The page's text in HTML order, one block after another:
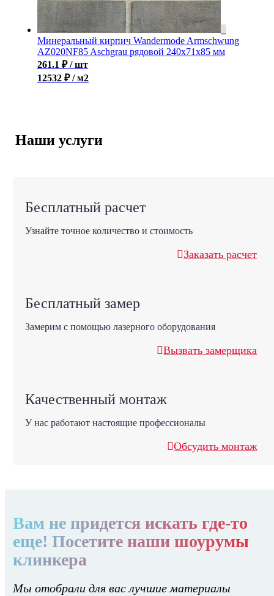
Минеральный кирпич Wandermode Armschwung
AZ020NF85 Aschgrau рядовой 240x71x85 мм
261.1 ₽ / шт
12532 ₽ / м2
Наши услуги
Бесплатный расчет
Узнайте точное количество и стоимость
Заказать расчет
Бесплатный замер
Замерим с помощью лазерного оборудования
Вызвать замерщика
Качественный монтаж
У нас работают настоящие профессионалы
Обсудить монтаж
Вам не придется искать где-то
еще! Посетите наши шоурумы
клинкера
Мы отобрали для вас лучшие материалы